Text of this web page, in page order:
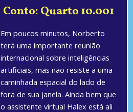
Conto: Quarto 10.001
Em poucos minutos, Norberto
terá uma importante reunião
internacional sobre inteligências
artificiais, mas não resiste a uma
caminhada espacial do lado de
fora de sua janela. Ainda bem que
o assistente virtual Halex está ali